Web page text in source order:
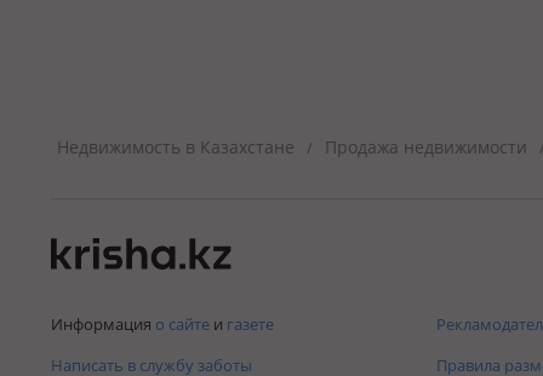
Недвижимость в Казахстане / Продажа недвижимости /
Информация о сайте и газете
Написать в службу заботы
Правила